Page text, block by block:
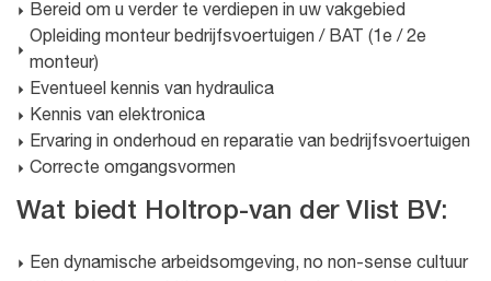
Bereid om u verder te verdiepen in uw vakgebied
Opleiding monteur bedrijfsvoertuigen / BAT (1e / 2e
monteur)
Eventueel kennis van hydraulica
Kennis van elektronica
Ervaring in onderhoud en reparatie van bedrijfsvoertuigen
Correcte omgangsvormen
Wat biedt Holtrop-van der Vlist BV:
Een dynamische arbeidsomgeving, no non-sense cultuur